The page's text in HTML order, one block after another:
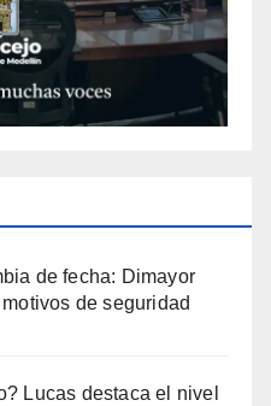
de fecha: Dimayor
de seguridad
Lucas destaca el nivel